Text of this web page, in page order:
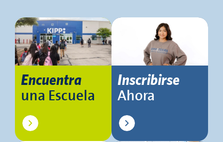
Encuentra
una Escuela
Inscribirse
Ahora